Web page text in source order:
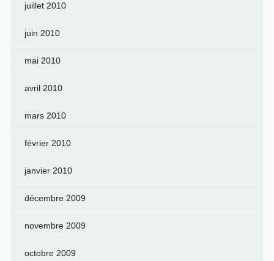
juillet 2010
juin 2010
mai 2010
avril 2010
mars 2010
février 2010
janvier 2010
décembre 2009
novembre 2009
octobre 2009